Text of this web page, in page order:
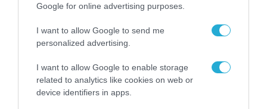
Google for online advertising purposes.
I want to allow Google to send me
personalized advertising.
I want to allow Google to enable storage
related to analytics like cookies on web or
device identifiers in apps.
06.08.2026 | 14:02